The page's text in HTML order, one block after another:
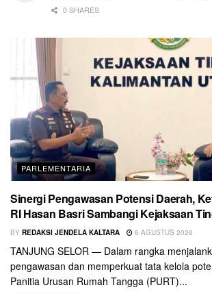
0 SHARES
PARLEMENTARIA
Sinergi Pengawasan Potensi Daerah,
RI Hasan Basri Sambangi Kejaksaan
BY REDAKSI JENDELA KALTARA 6 AGUSTUS 2026
TANJUNG SELOR — Dalam rangka
pengawasan dan memperkuat tata kelola
Panitia Urusan Rumah Tangga (PURT)...